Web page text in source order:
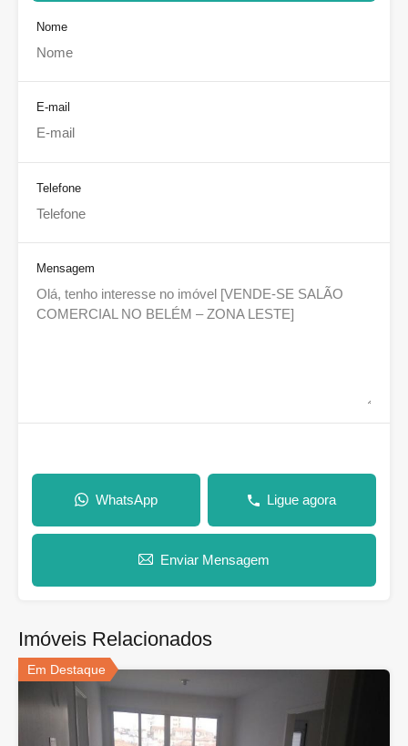
Nome
E-mail
Telefone
Mensagem
WhatsApp Ligue agora
Enviar Mensagem
Imóveis Relacionados
Em Destaque